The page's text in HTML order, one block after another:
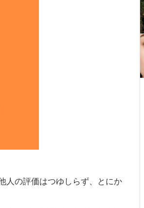
人の評価はつゆしらず、とにか